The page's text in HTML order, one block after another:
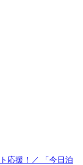
応援！／ 「今日泊